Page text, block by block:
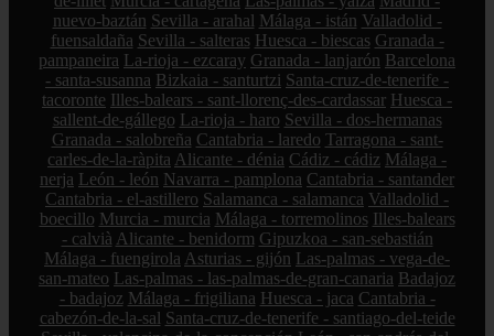
nuevo-baztán Sevilla - arahal Málaga - istán Valladolid -
fuensaldaña Sevilla - salteras Huesca - biescas Granada -
pampaneira La-rioja - ezcaray Granada - lanjarón Barcelona
- santa-susanna Bizkaia - santurtzi Santa-cruz-de-tenerife -
tacoronte Illes-balears - sant-llorenç-des-cardassar Huesca -
sallent-de-gállego La-rioja - haro Sevilla - dos-hermanas
Granada - salobreña Cantabria - laredo Tarragona - sant-
carles-de-la-ràpita Alicante - dénia Cádiz - cádiz Málaga -
nerja León - león Navarra - pamplona Cantabria - santander
Cantabria - el-astillero Salamanca - salamanca Valladolid -
boecillo Murcia - murcia Málaga - torremolinos Illes-balears
- calvià Alicante - benidorm Gipuzkoa - san-sebastián
Málaga - fuengirola Asturias - gijón Las-palmas - vega-de-
san-mateo Las-palmas - las-palmas-de-gran-canaria Badajoz
- badajoz Málaga - frigiliana Huesca - jaca Cantabria -
cabezón-de-la-sal Santa-cruz-de-tenerife - santiago-del-teide